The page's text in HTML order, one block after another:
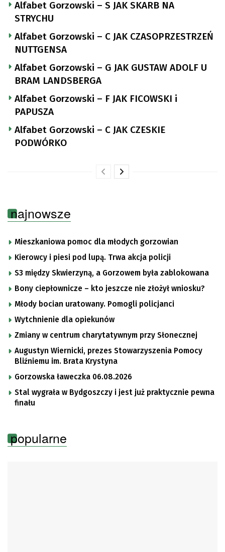
Alfabet Gorzowski – S JAK SKARB NA
STRYCHU
Alfabet Gorzowski – C JAK CZASOPRZESTRZEŃ
NUTTGENSA
Alfabet Gorzowski – G JAK GUSTAW ADOLF U
BRAM LANDSBERGA
Alfabet Gorzowski – F JAK FICOWSKI i
PAPUSZA
Alfabet Gorzowski – C JAK CZESKIE
PODWÓRKO
najnowsze
Mieszkaniowa pomoc dla młodych gorzowian
Kierowcy i piesi pod lupą. Trwa akcja policji
S3 między Skwierzyną, a Gorzowem była zablokowana
Bony ciepłownicze – kto jeszcze nie złożył wniosku?
Młody bocian uratowany. Pomogli policjanci
Wytchnienie dla opiekunów
Zmiany w centrum charytatywnym przy Słonecznej
Augustyn Wiernicki, prezes Stowarzyszenia Pomocy
Bliźniemu im. Brata Krystyna
Gorzowska ławeczka 06.08.2026
Stal wygrała w Bydgoszczy i jest już praktycznie pewna
finału
popularne